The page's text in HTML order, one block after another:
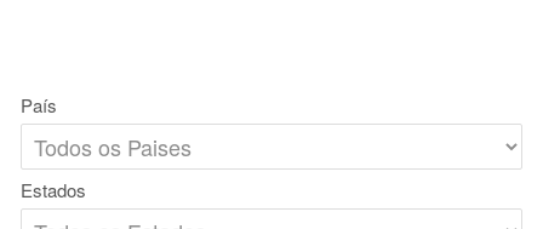
País
Estados